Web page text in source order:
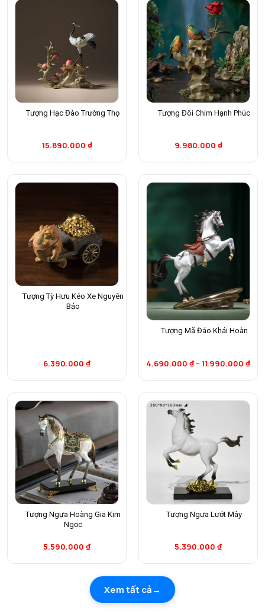
Tượng Hạc Đào Trường Thọ
15.890.000 ₫
Tượng Đôi Chim Hạnh Phúc
9.980.000 ₫
Tượng Tỳ Hưu Kéo Xe Nguyên
Bảo
6.390.000 ₫
Tượng Mã Đáo Khải Hoàn
4.690.000 ₫–11.990.000 ₫
Tượng Ngựa Hoàng Gia Kim
Ngọc
5.590.000 ₫
Tượng Ngựa Lướt Mây
5.390.000 ₫
Xem tất cả